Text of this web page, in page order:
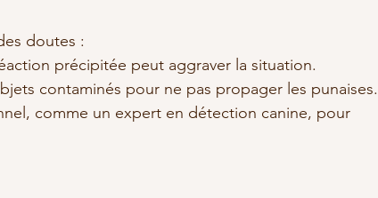
doutes :
précipitée peut aggraver la situation.
contaminés pour ne pas propager les punaises.
comme un expert en détection canine, pour